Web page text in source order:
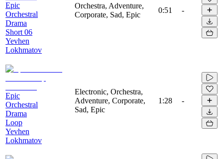
Epic
Orchestral
Drama
Short 06
Yevhen
Lokhmatov
Orchestra, Adventure,
Corporate, Sad, Epic
0:51 -
Epic
Orchestral
Drama
Loop
Yevhen
Lokhmatov
Electronic, Orchestra,
Adventure, Corporate,
Sad, Epic
1:28 -